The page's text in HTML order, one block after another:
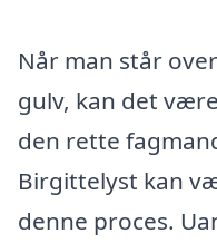
Når man står
gulv, kan det
den rette
Birgittelyst kan
denne proces.